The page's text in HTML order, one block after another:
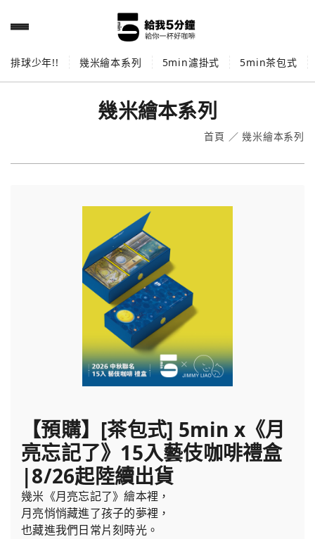
排球少年!! 幾米繪本系列 5min濾掛式 5min茶包式
幾米繪本系列
首頁 ／幾米繪本系列
【預購】[茶包式] 5min x《月
亮忘記了》15入藝伎咖啡禮盒
|8/26起陸續出貨
幾米《月亮忘記了》繪本裡，
月亮悄悄藏進了孩子的夢裡，
也藏進我們日常片刻時光。